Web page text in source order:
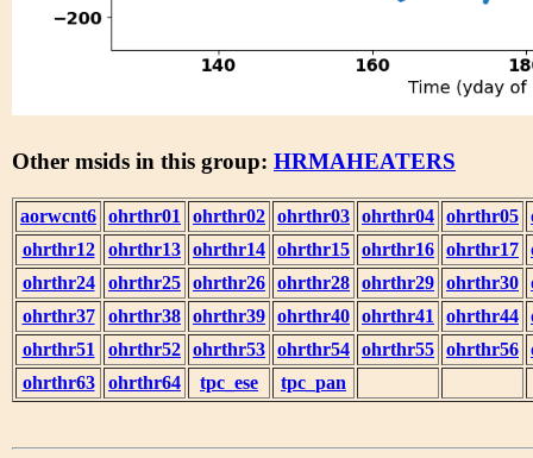
Other msids in this group: HRMAHEATERS
aorwcnt6 ohrthr01 ohrthr02 ohrthr03 ohrthr04 ohrthr05
ohrthr12
ohrthr13 ohrthr14 ohrthr15 ohrthr16 ohrthr17
ohrthr24
ohrthr25 ohrthr26 ohrthr28 ohrthr29 ohrthr30
ohrthr37
ohrthr38 ohrthr39 ohrthr40 ohrthr41 ohrthr44
ohrthr51
ohrthr52 ohrthr53 ohrthr54 ohrthr55 ohrthr56
ohrthr63
ohrthr64 tpc_ese tpc_pan